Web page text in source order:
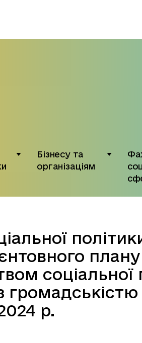
Бізнесу та
організаціям
плану
соціальної
р.